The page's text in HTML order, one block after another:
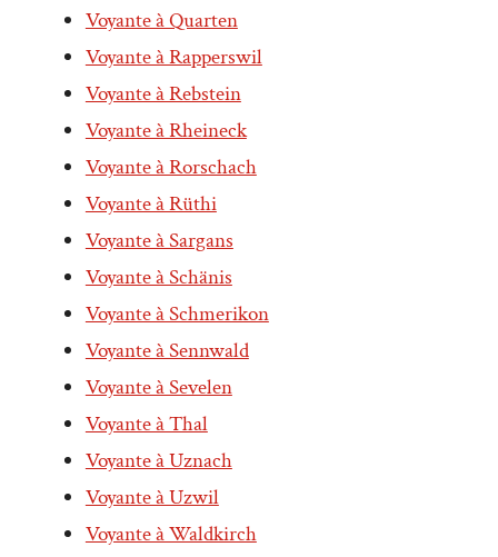
Voyante à Quarten
Voyante à Rapperswil
Voyante à Rebstein
Voyante à Rheineck
Voyante à Rorschach
Voyante à Rüthi
Voyante à Sargans
Voyante à Schänis
Voyante à Schmerikon
Voyante à Sennwald
Voyante à Sevelen
Voyante à Thal
Voyante à Uznach
Voyante à Uzwil
Voyante à Waldkirch